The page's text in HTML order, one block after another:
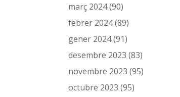
març 2024(90)
febrer 2024(89)
gener 2024(91)
desembre 2023 (83)
novembre 2023 (95)
octubre 2023 (95)